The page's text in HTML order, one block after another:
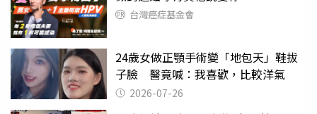
台灣癌症基金會
24歲女做正顎手術變「地包天」鞋拔
子臉 醫竟喊：我喜歡，比較洋氣
2026-07-26